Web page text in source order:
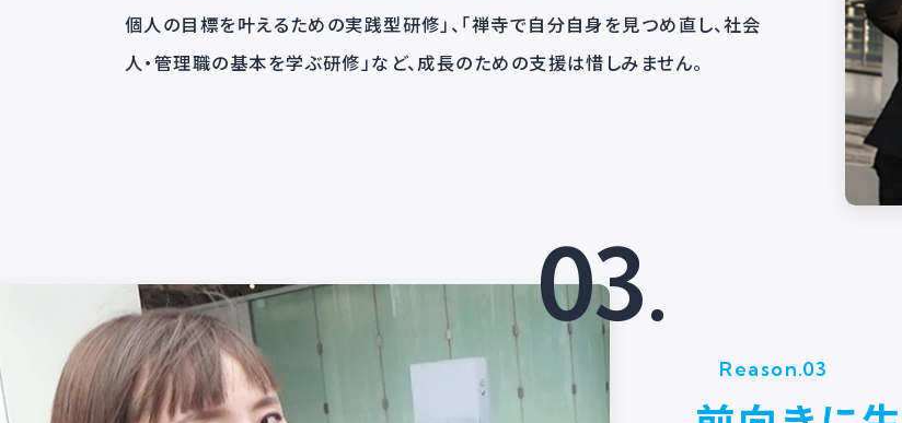
成長のための支援
営業・制作・事務職など、それぞれの職務に合った研修はもちろん、「自らがチャ
レンジ精神を持ち、自主性と創造性を身につけるための研修」や、「仕事の目標・
個人の目標を叶えるための実践型研修」、「禅寺で自分自身を見つめ直し、社会
人・管理職の基本を学ぶ研修」など、成長のための支援は惜しみません。